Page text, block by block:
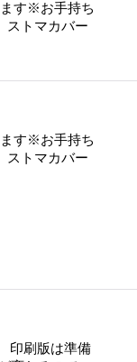
す※お手持ち
ストマカバー
す※お手持ち
ストマカバー
印刷版は準備